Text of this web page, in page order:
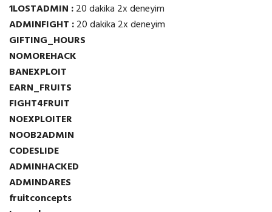
1LOSTADMIN :20 dakika 2x deneyim
ADMINFIGHT :20 dakika 2x deneyim
GIFTING_HOURS
NOMOREHACK
BANEXPLOIT
EARN_FRUITS
FIGHT4FRUIT
NOEXPLOITER
NOOB2ADMIN
CODESLIDE
ADMINHACKED
ADMINDARES
fruitconcepts